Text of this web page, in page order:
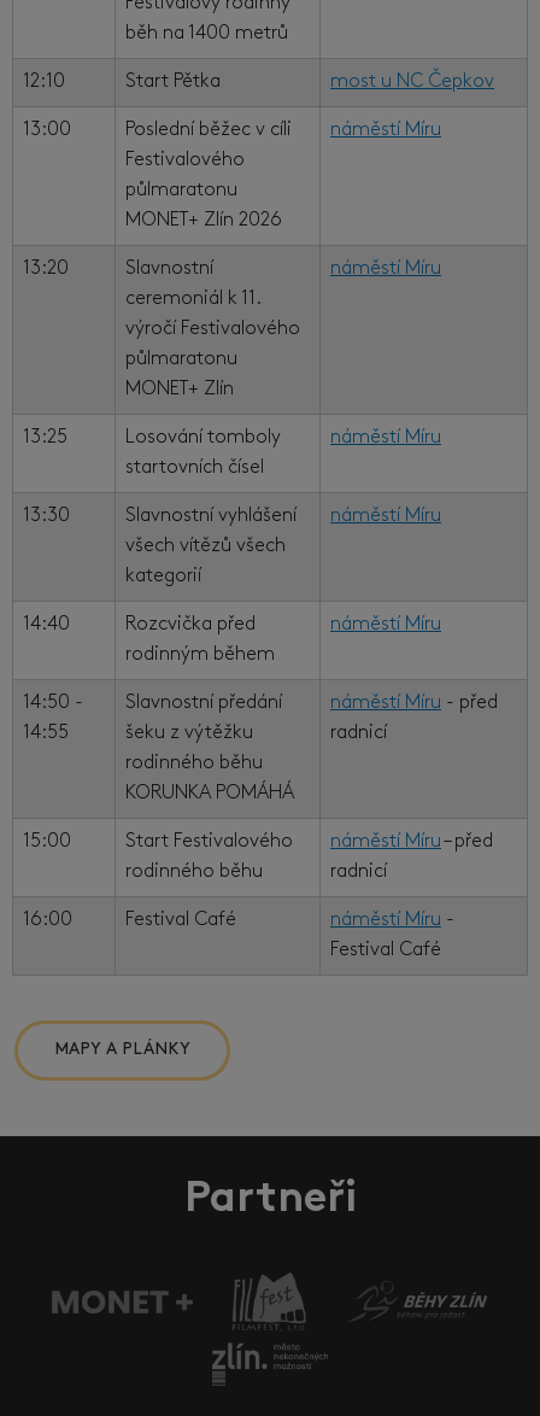
Festivalový rodinný
běh na 1400 metrů
12:10 Start Pětka most u NC Čepkov
13:00
Poslední běžec v cíli
Festivalového
půlmaratonu
MONET+ Zlín 2026
náměstí Míru
13:20
Slavnostní
ceremoniál k 11.
výročí Festivalového
půlmaratonu
MONET+ Zlín
náměstí Míru
13:25
Losování tomboly
startovních čísel
náměstí Míru
13:30
Slavnostní vyhlášení
všech vítězů všech
kategorií
náměstí Míru
14:40
Rozcvička před
rodinným během
náměstí Míru
14:50 -
14:55
Slavnostní předání
šeku z výtěžku
rodinného běhu
KORUNKA POMÁHÁ
náměstí Míru - před
radnicí
15:00
Start Festivalového
rodinného běhu
náměstí Míru– před
radnicí
16:00 Festival Café náměstí Míru -
Festival Café
MAPY A PLÁNKY
Partneři